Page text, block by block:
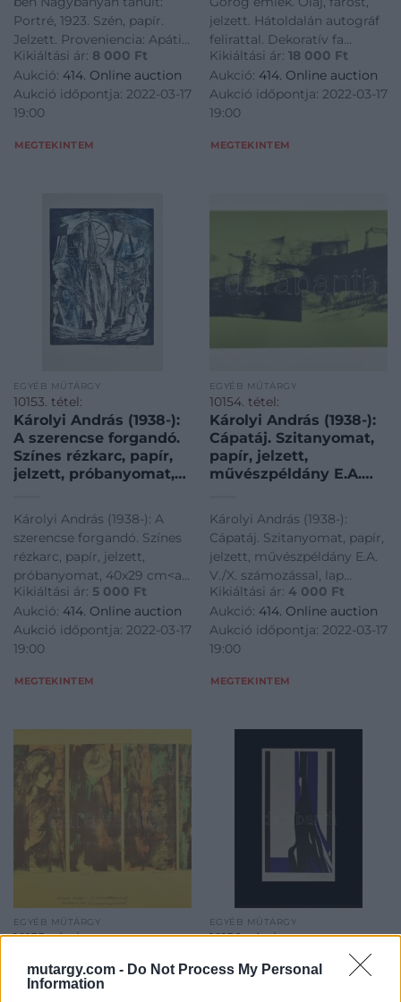
mutargy.com - Do Not Process My Personal
Information
Foltos. Üvegezett
fakeretben. 16,5×8,5 cm
Portré, 1923. Szén, papír.
Jelzett. Proveniencia: Apáti
Abkarovics Béla (1888-1957)
hagyatéka. Foltos.
Üvegezett fakeretben.
16,5x8,5 cm<a
Kikiáltási ár: 8 000 Ft
Aukció: 414. Online auction
Aukció időpontja: 2022-03-17
19:00
MEGTEKINTEM
jelzett. Hátoldalán autográf
felirattal. Dekoratív fa
keretben. 50×62 cm<a
href="https://
es-grafikak/Festmenyek-es-
grafikak~500001/Kapcs
Kikiáltási ár: 18 000 Ft
Aukció: 414. Online auction
Aukció időpontja: 2022-03-17
19:00
MEGTEKINTEM
EGYÉB MŰTÁRGY
10153. tétel:
Károlyi András (1938-):
A szerencse forgandó.
Színes rézkarc, papír,
jelzett, próbanyomat,
Károlyi András (1938-): A
szerencse forgandó. Színes
rézkarc, papír, jelzett,
próbanyomat, 40x29 cm<a
href="https://www.darabanth.com/hu/gyorsarveres/414/
es-grafikak/Festmenyek-es-
grafikak~500001/Karolyi-
Andras-1938-A-szerencse
Kikiáltási ár: 5 000 Ft
Aukció: 414. Online auction
Aukció időpontja: 2022-03-17
19:00
MEGTEKINTEM
EGYÉB MŰTÁRGY
10154. tétel:
Károlyi András (1938-):
Cápatáj. Szitanyomat,
papír, jelzett,
művészpéldány E.A.
törésnyommal 21×52,5
cm
Károlyi András (1938-):
Cápatáj. Szitanyomat, papír,
jelzett, művészpéldány E.A.
V./X. számozással, lap
sarkaiban kisebb
törésnyommal 21×52,5 cm<a
href="https://
es-grafikak/Festmenyek-es-
Kikiáltási ár: 4 000 Ft
Aukció: 414. Online auction
Aukció időpontja: 2022-03-17
19:00
MEGTEKINTEM
EGYÉB MŰTÁRGY
10155. tétel:
Az idő fogságában.
Ofszet, tus, filc, kréta,
EGYÉB MŰTÁRGY
10156. tétel:
Kass János (1927-2010):
Kékszakállú vára.